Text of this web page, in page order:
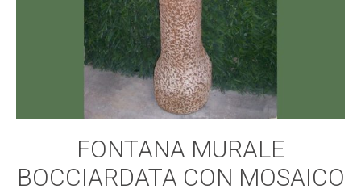
FONTANA MURALE
BOCCIARDATA CON MOSAICO